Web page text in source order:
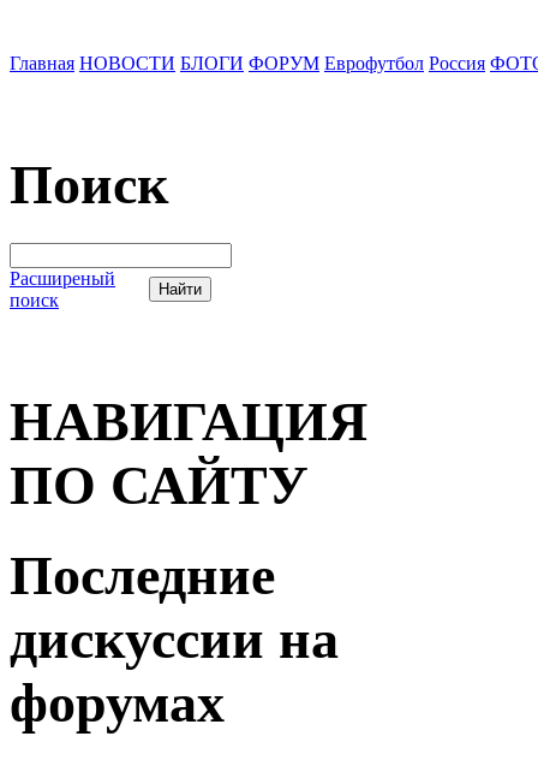
Главная НОВОСТИ БЛОГИ ФОРУМ Еврофутбол Россия
Поиск
Расширеный
поиск
НАВИГАЦИЯ
ПО САЙТУ
Последние
дискуссии на
форумах